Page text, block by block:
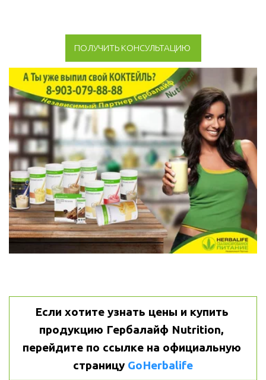
ПОЛУЧИТЬ КОНСУЛЬТАЦИЮ
Если хотите узнать цены и купить
продукцию Гербалайф Nutrition,
перейдите по ссылке на официальную
страницу GoHerbalife